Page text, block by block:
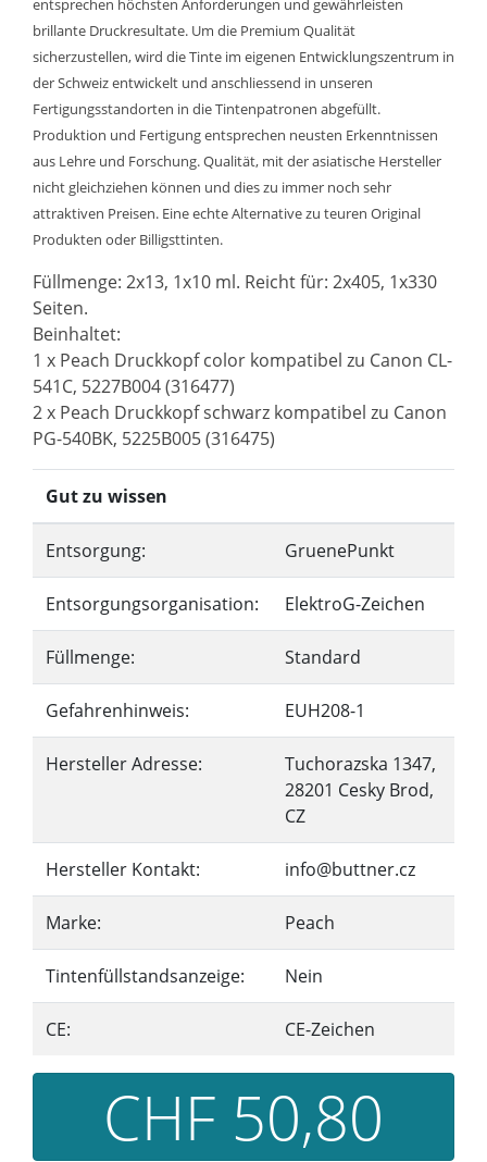
entsprechen höchsten Anforderungen und gewährleisten
brillante Druckresultate. Um die Premium Qualität
sicherzustellen, wird die Tinte im eigenen Entwicklungszentrum in
der Schweiz entwickelt und anschliessend in unseren
Fertigungsstandorten in die Tintenpatronen abgefüllt.
Produktion und Fertigung entsprechen neusten Erkenntnissen
aus Lehre und Forschung. Qualität, mit der asiatische Hersteller
nicht gleichziehen können und dies zu immer noch sehr
attraktiven Preisen. Eine echte Alternative zu teuren Original
Produkten oder Billigsttinten.
Füllmenge: 2x13, 1x10 ml. Reicht für: 2x405, 1x330
Seiten.
Beinhaltet:
1 x Peach Druckkopf color kompatibel zu Canon CL-
541C, 5227B004 (316477)
2 x Peach Druckkopf schwarz kompatibel zu Canon
PG-540BK, 5225B005 (316475)
Gut zu wissen
Entsorgung: GruenePunkt
Entsorgungsorganisation: ElektroG-Zeichen
Füllmenge: Standard
Gefahrenhinweis: EUH208-1
Hersteller Adresse:
Tuchorazska 1347,
28201 Cesky Brod,
CZ
Hersteller Kontakt: info@buttner.cz
Marke: Peach
Tintenfüllstandsanzeige: Nein
CE: CE-Zeichen
CHF 50,80